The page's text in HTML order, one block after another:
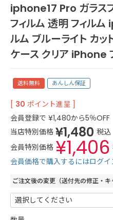
iphone17 Pro ガラス
フィルム 透明 フィル
ルム ブルーライト カッ
ケース クリア iPhone
送料無料 あんしん保証
[ 30 ポイント進呈 ]
会員登録で ¥1,480から5％OFF
当店特別価格 ¥1,480 税込
会員特別価格 ¥1,406
会員価格で購入するにはログイ
ご注文後の変更（送付先の修正・